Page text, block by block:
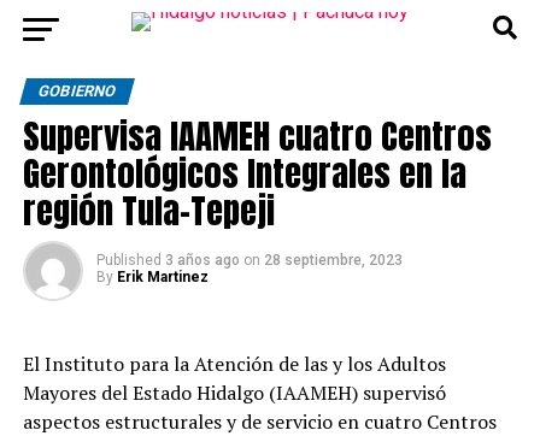
GOBIERNO
Supervisa IAAMEH cuatro Centros
Gerontológicos Integrales en la
región Tula-Tepeji
Published 3 años ago on 28 septiembre, 2023
By Erik Martinez
ElInstituto para la Atención de las y los Adultos
Mayores del Estado Hidalgo (IAAMEH) supervisó
aspectos estructurales y de servicio en cuatro Centros